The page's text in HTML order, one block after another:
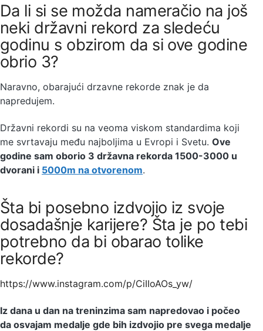
Da li si se možda nameračio na još
neki državni rekord za sledeću
godinu s obzirom da si ove godine
obrio 3?
Naravno, obarajući drzavne rekorde znak je da
napredujem.
Državni rekordi su na veoma viskom standardima koji
me svrtavaju među najboljima u Evropi i Svetu. Ove
godine sam oborio 3 državna rekorda 1500-3000 u
dvorani i 5000m na otvorenom.
Šta bi posebno izdvojio iz svoje
dosadašnje karijere? Šta je po tebi
potrebno da bi obarao tolike
rekorde?
https://www.instagram.com/p/CiIIoAOs_yw/
Iz dana u dan na treninzima sam napredovao i počeo
da osvajam medalje gde bih izdvojio pre svega medalje